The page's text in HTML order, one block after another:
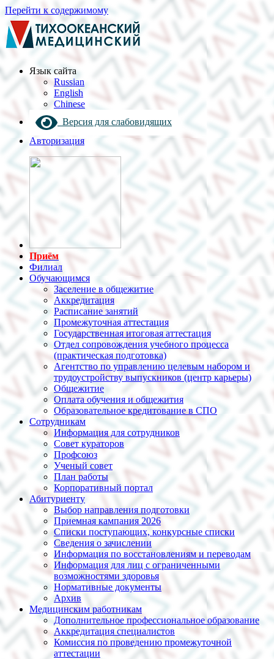
Перейти к содержимому
Язык cайта
Russian
English
Chinese
Версия для слабовидящих
Авторизация
Приём
Филиал
Обучающимся
Заселение в общежитие
Аккредитация
Расписание занятий
Промежуточная аттестация
Государственная итоговая аттестация
Отдел сопровождения учебного процесса
(практическая подготовка)
Агентство по управлению целевым набором и
трудоустройству выпускников (центр карьеры)
Общежитие
Оплата обучения и общежития
Образовательное кредитование в СПО
Сотрудникам
Информация для сотрудников
Совет кураторов
Профсоюз
Ученый совет
План работы
Корпоративный портал
Абитуриенту
Выбор направления подготовки
Приемная кампания 2026
Списки поступающих, конкурсные списки
Сведения о зачислении
Информация по восстановлениям и переводам
Информация для лиц с ограниченными
возможностями здоровья
Нормативные документы
Архив
Медицинским работникам
Дополнительное профессиональное образование
Аккредитация специалистов
Комиссия по проведению промежуточной
аттестации